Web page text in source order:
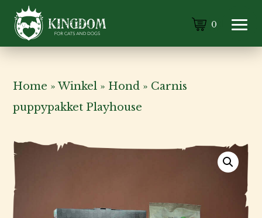
0
Home »Winkel » Hond » Carnis
puppypakket Playhouse